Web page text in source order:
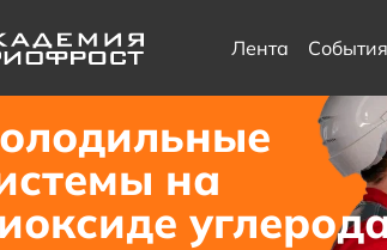
Лента События
Холодильные системы на
на